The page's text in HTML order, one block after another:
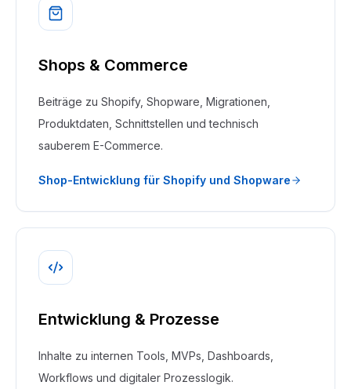
Shops & Commerce
Beiträge zu Shopify, Shopware, Migrationen,
Produktdaten, Schnittstellen und technisch
sauberem E-Commerce.
Shop-Entwicklung für Shopify und Shopware
Entwicklung & Prozesse
Inhalte zu internen Tools, MVPs, Dashboards,
Workflows und digitaler Prozesslogik.